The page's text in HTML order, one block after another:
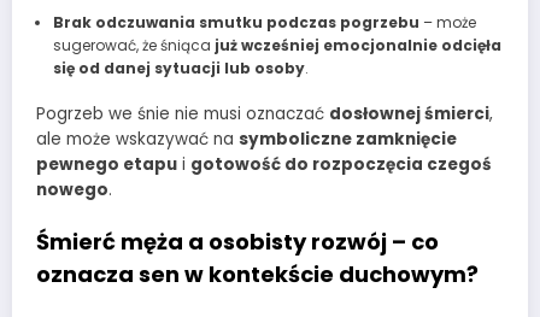
Brak odczuwania smutku podczas pogrzebu – może
sugerować, że śniąca już wcześniej emocjonalnie odcięła
się od danej sytuacji lub osoby.
Pogrzeb we śnie nie musi oznaczać dosłownej śmierci,
ale może wskazywać na symboliczne zamknięcie
pewnego etapu i gotowość do rozpoczęcia czegoś
nowego.
Śmierć męża a osobisty rozwój – co
oznacza sen w kontekście duchowym?